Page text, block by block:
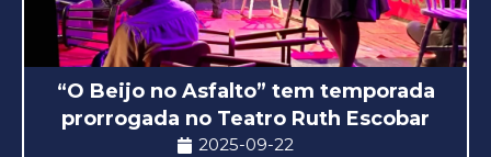
“O Beijo no Asfalto” tem temporada
prorrogada no Teatro Ruth Escobar
2025-09-22